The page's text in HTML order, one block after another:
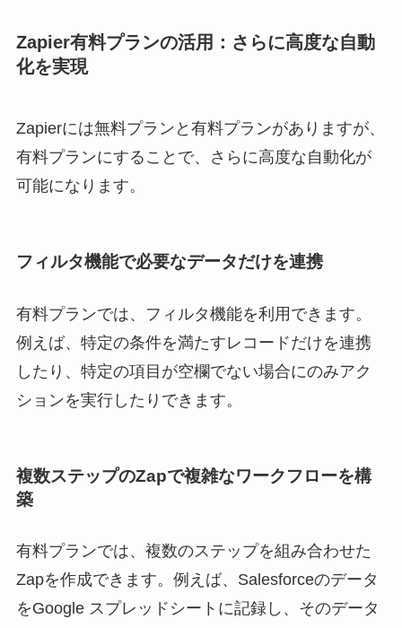
Zapier有料プランの活用：さらに高度な自動
化を実現
Zapierには無料プランと有料プランがありますが、
有料プランにすることで、さらに高度な自動化が
可能になります。
フィルタ機能で必要なデータだけを連携
有料プランでは、フィルタ機能を利用できます。
例えば、特定の条件を満たすレコードだけを連携
したり、特定の項目が空欄でない場合にのみアク
ションを実行したりできます。
複数ステップのZapで複雑なワークフローを構
築
有料プランでは、複数のステップを組み合わせた
Zapを作成できます。例えば、Salesforceのデータ
をGoogle スプレッドシートに記録し、そのデータ